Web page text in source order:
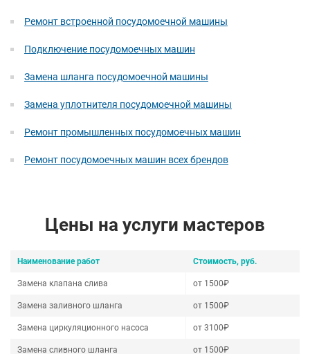
Ремонт встроенной посудомоечной машины
Подключение посудомоечных машин
Замена шланга посудомоечной машины
Замена уплотнителя посудомоечной машины
Ремонт промышленных посудомоечных машин
Ремонт посудомоечных машин всех брендов
Цены на услуги мастеров
Наименование работ Стоимость, руб.
Замена клапана слива от 1500₽
Замена заливного шланга от 1500₽
Замена циркуляционного насоса от 3100₽
Замена сливного шланга от 1500₽